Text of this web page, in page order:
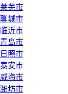
莱芜市
聊城市
临沂市
青岛市
日照市
泰安市
威海市
潍坊市